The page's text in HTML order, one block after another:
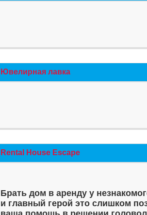
Ювелирная лавка
Rental House Escape
Брать дом в аренду у
и главный герой это слишком